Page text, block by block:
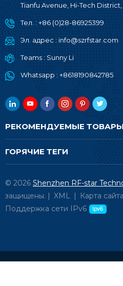
Tianfu Avenue, Hi-Tech
Тел. : +86 (0)28-86925399
Эл. адрес : info@szrfstar.com
Teams : Sunny Li
Whatsapp : +8618190842785
РЕКОМЕНДУЕМЫЕ ТОВАРЫ
ГОРЯЧИЕ ТЕГИ
© 2026 Shenzhen RF-star
защищены. | XML | Карта сайта
Поддержка сети IPv6